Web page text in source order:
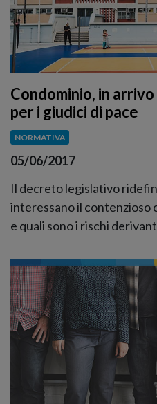
Condominio, in
per i giudici di pace
NORMATIVA
05/06/2017
Il decreto legislativo
interessano il contenzioso
e quali sono i rischi